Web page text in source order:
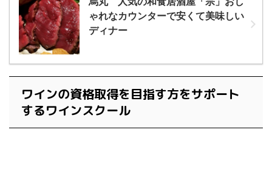
ゃれなカウンターで安くて美味しい
ディナー
ワインの資格取得を目指す方をサポート
するワインスクール